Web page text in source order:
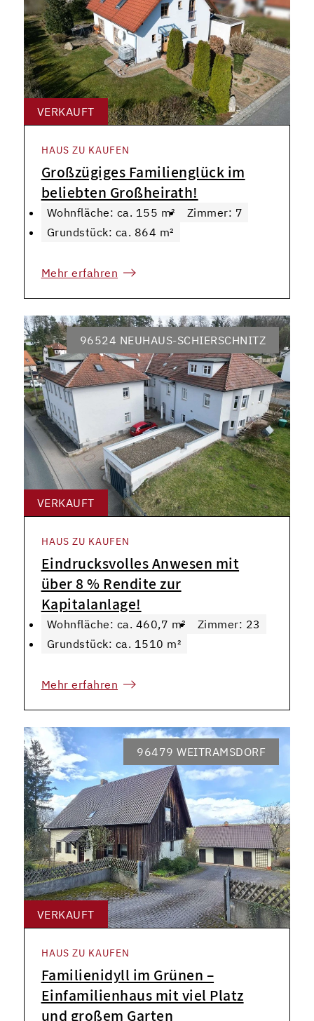
VERKAUFT
HAUS ZU KAUFEN
Großzügiges Familienglück im
beliebten Großheirath!
Wohnfläche: ca. 155 m²
Zimmer: 7
Grundstück: ca. 864 m²
Mehr erfahren
VERKAUFT
96524 NEUHAUS-SCHIERSCHNITZ
HAUS ZU KAUFEN
Eindrucksvolles Anwesen mit
über 8 % Rendite zur
Kapitalanlage!
Wohnfläche: ca. 460,7 m²
Zimmer: 23
Grundstück: ca. 1510 m²
Mehr erfahren
VERKAUFT
96479 WEITRAMSDORF
HAUS ZU KAUFEN
Familienidyll im Grünen –
Einfamilienhaus mit viel Platz
und großem Garten